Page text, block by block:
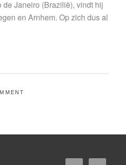
Janeiro (Brazilië), vindt hij
en Arnhem. Op zich dus al